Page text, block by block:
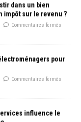
dans un bien
impôt sur le revenu ?
Commentaires fermés
pour
Commentaires fermés
influence le